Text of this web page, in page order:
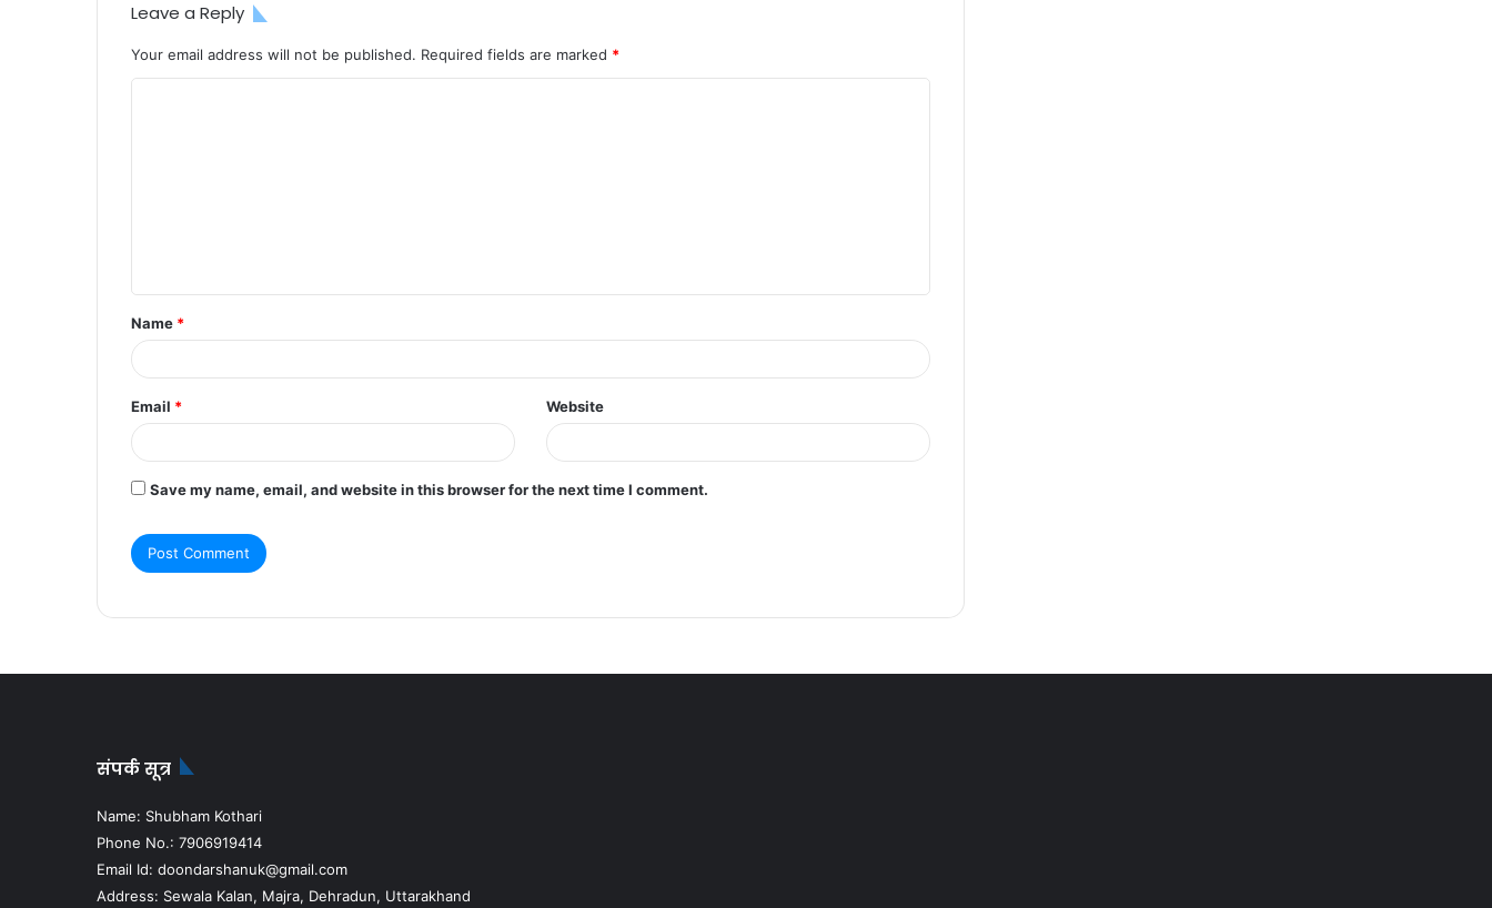
Leave a Reply
Your email address will not be published. Required fields are marked *
t
*
Name *
Email * Website
Save my name, email, and website in this browser for the next time I comment.
संपर्क सूत्र
Name: Shubham Kothari
Phone No.: 7906919414
Email Id: doondarshanuk@gmail.com
Address: Sewala Kalan, Majra, Dehradun, Uttarakhand